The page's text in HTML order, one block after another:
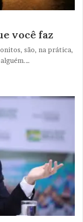
você faz
são, na prática,